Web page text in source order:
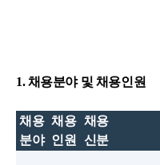
1. 채용분야 및 채용인원
채용
분야
채용
인원
채용
신분